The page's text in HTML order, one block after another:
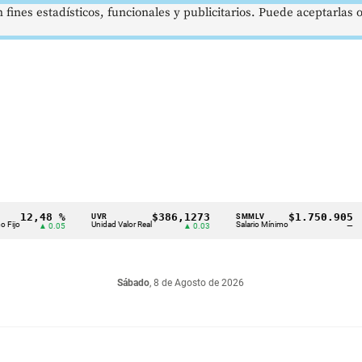
%
▲ 0.05
UVR
Unidad Valor Real
$386,1273
▲ 0.03
SMMLV
Salario Mínimo
$1.750.905
Sábado, 8 de Agosto de 2026
estadísticos, funcionales y publicitarios. Puede aceptarlas